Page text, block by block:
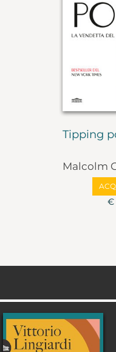
Tipping
Malcolm
€